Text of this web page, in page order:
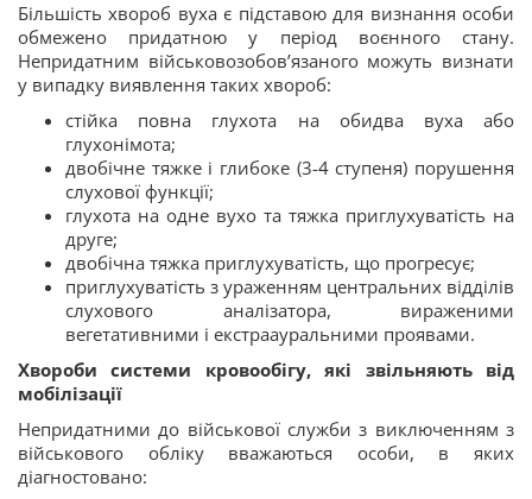
Більшість хвороб вуха є підставою для визнання особи
обмежено придатною у період воєнного стану.
Непридатним військовозобов’язаного можуть визнати
у випадку виявлення таких хвороб:
стійка повна глухота на обидва вуха або
глухонімота;
двобічне тяжке і глибоке (3-4 ступеня) порушення
слухової функції;
глухота на одне вухо та тяжка приглухуватість на
друге;
двобічна тяжка приглухуватість, що прогресує;
приглухуватість з ураженням центральних відділів
слухового аналізатора, вираженими
вегетативними і екстраауральними проявами.
Хвороби системи кровообігу, які звільняють від
мобілізації
Непридатними до військової служби з виключенням з
військового обліку вважаються особи, в яких
діагностовано: